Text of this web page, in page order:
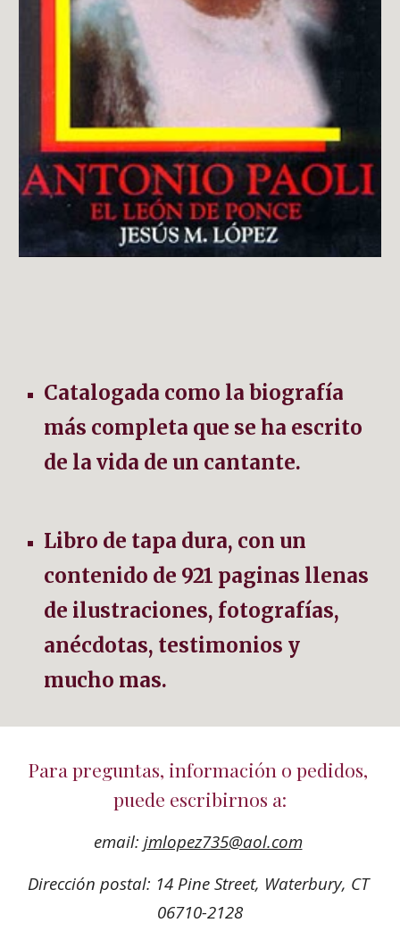
Catalogada como la biografía
más completa que se ha escrito
de la vida de un cantante.
Libro de tapa dura, con un
contenido de 921 paginas llenas
de ilustraciones, fotografías,
anécdotas, testimonios y
mucho mas.
Para preguntas, información o pedidos,
puede escribirnos a:
email: jmlopez735@aol.com
Dirección postal: 14 Pine Street, Waterbury, CT
06710-2128